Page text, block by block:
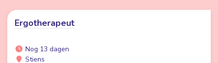
Ergotherapeut
Nog 13 dagen
Stiens